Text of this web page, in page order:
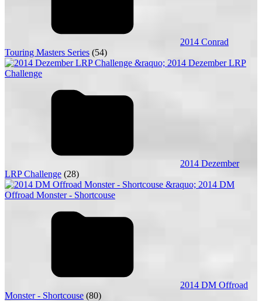
2014 Conrad
Touring Masters Series (54)
2014 Dezember
LRP Challenge (28)
2014 DM Offroad
Monster - Shortcouse (80)